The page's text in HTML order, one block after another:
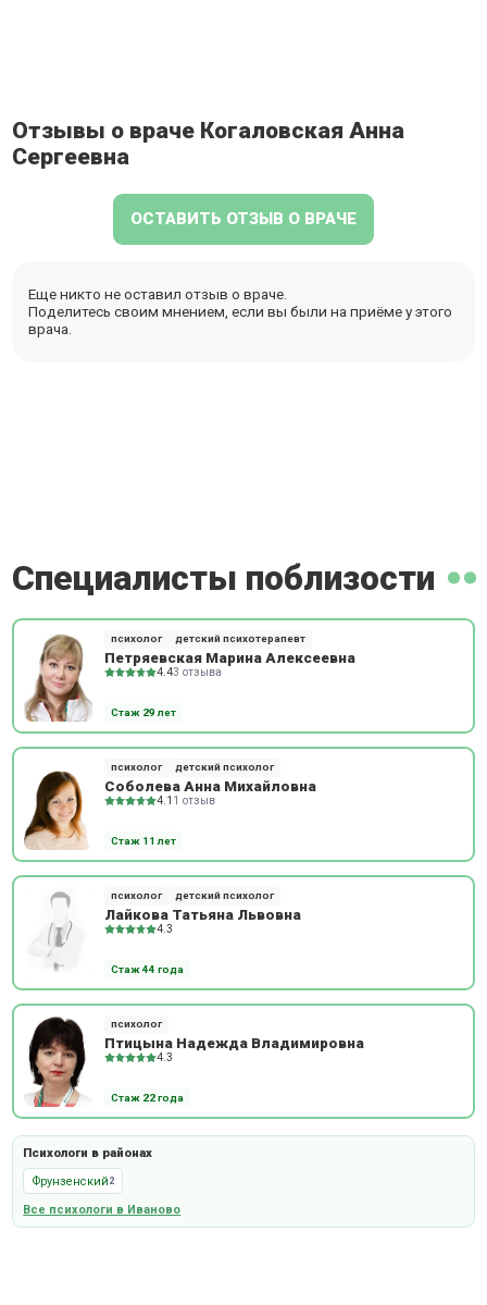
Отзывы о враче Когаловская Анна
Сергеевна
ОСТАВИТЬ ОТЗЫВ О ВРАЧЕ
Еще никто не оставил отзыв о враче.
Поделитесь своим мнением, если вы были на приёме у этого
врача.
Специалисты поблизости
психолог детский психотерапевт
Петряевская Марина Алексеевна
4.43 отзыва
Стаж 29 лет
психолог детский психолог
Соболева Анна Михайловна
4.1 1 отзыв
Стаж 11 лет
психолог детский психолог
Лайкова Татьяна Львовна
4.3
Стаж 44 года
психолог
Птицына Надежда Владимировна
4.3
Стаж 22 года
Психологи в районах
Фрунзенский 2
Все психологи в Иваново